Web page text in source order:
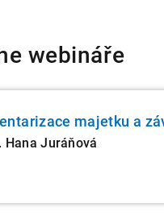
webináře
majetku a
Hana Juráňová